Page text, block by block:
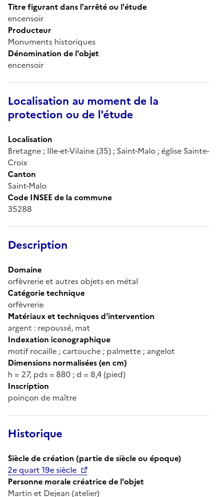
Titre figurant dans l'arrêté ou l'étude
encensoir
Producteur
Monuments historiques
Dénomination de l'objet
encensoir
Localisation au moment de la
protection ou de l'étude
Localisation
Bretagne ; Ille-et-Vilaine (35) ; Saint-Malo ; église Sainte-
Croix
Canton
Saint-Malo
Code INSEE de la commune
35288
Description
Domaine
orfèvrerie et autres objets en métal
Catégorie technique
orfèvrerie
Matériaux et techniques d'intervention
argent : repoussé, mat
Indexation iconographique
motif rocaille ; cartouche ; palmette ; angelot
Dimensions normalisées (en cm)
h = 27, pds = 880 ; d = 8,4 (pied)
Inscription
poinçon de maître
Historique
Siècle de création (partie de siècle ou époque)
2e quart 19e siècle
Personne morale créatrice de l'objet
Martin et Dejean (atelier)